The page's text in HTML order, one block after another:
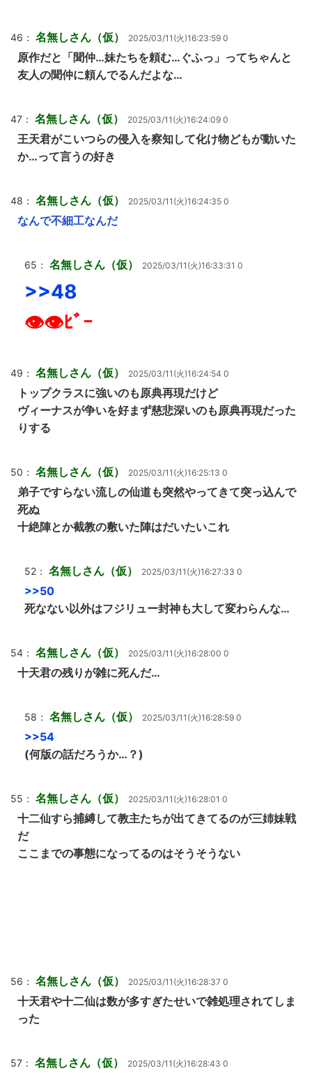
46： 名無しさん（仮） 2025/03/11(火)16:23:59 0
原作だと「聞仲…妹たちを頼む…ぐふっ」ってちゃんと
友人の聞仲に頼んでるんだよな…
47： 名無しさん（仮） 2025/03/11(火)16:24:09 0
王天君がこいつらの侵入を察知して化け物どもが動いた
か…って言うの好き
48： 名無しさん（仮） 2025/03/11(火)16:24:35 0
なんで不細工なんだ
65： 名無しさん（仮） 2025/03/11(火)16:33:31 0
>>48
👁👁ﾋﾞｰ
49： 名無しさん（仮） 2025/03/11(火)16:24:54 0
トップクラスに強いのも原典再現だけど
ヴィーナスが争いを好まず慈悲深いのも原典再現だった
りする
50： 名無しさん（仮） 2025/03/11(火)16:25:13 0
弟子ですらない流しの仙道も突然やってきて突っ込んで
死ぬ
十絶陣とか截教の敷いた陣はだいたいこれ
52： 名無しさん（仮） 2025/03/11(火)16:27:33 0
>>50
死なない以外はフジリュー封神も大して変わらんな…
54： 名無しさん（仮） 2025/03/11(火)16:28:00 0
十天君の残りが雑に死んだ…
58： 名無しさん（仮） 2025/03/11(火)16:28:59 0
>>54
(何版の話だろうか…？)
55： 名無しさん（仮） 2025/03/11(火)16:28:01 0
十二仙すら捕縛して教主たちが出てきてるのが三姉妹戦
だ
ここまでの事態になってるのはそうそうない
56： 名無しさん（仮） 2025/03/11(火)16:28:37 0
十天君や十二仙は数が多すぎたせいで雑処理されてしま
った
57： 名無しさん（仮） 2025/03/11(火)16:28:43 0